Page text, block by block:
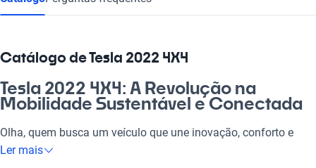
Catálogo de Tesla 2022 4X4
Tesla 2022 4X4: A Revolução na
Mobilidade Sustentável e Conectada
Olha, quem busca um veículo que une inovação, conforto e
respeito ao meio ambiente não pode deixar de considerar o
Ler mais